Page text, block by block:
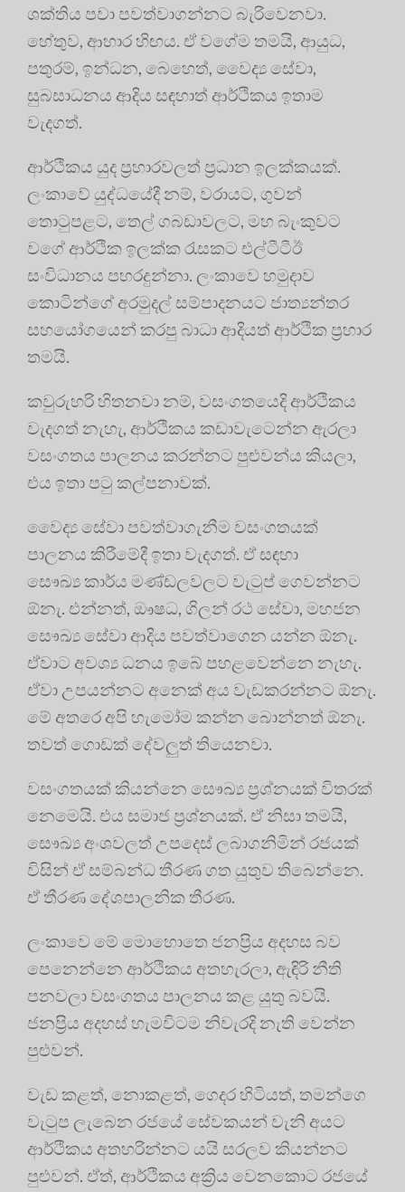
ශක්තිය පවා පවත්වාගන්නට බැරිවෙනවා.
හේතුව, ආහාර හිඟය. ඒ වගේම තමයි, ආයුධ,
පතුරම්, ඉන්ධන, බෙහෙත්, වෛද්‍ය සේවා,
සුබසාධනය ආදිය සඳහාත් ආර්ථිකය ඉතාම
වැදගත්.
ආර්ථිකය යුද ප්‍රහාරවලත් ප්‍රධාන ඉලක්කයක්.
ලංකාවේ යුද්ධයේදී නම්, වරායට, ගුවන්
තොටුපළට, තෙල් ගබඩාවලට, මහ බැංකුවට
වගේ ආර්ථික ඉලක්ක රැසකට එල්ටීටීඊ
සංවිධානය පහරදුන්නා. ලංකාවෙ හමුදාව
කොටින්ගේ අරමුදල් සම්පාදනයට ජාත්‍යන්තර
සහයෝගයෙන් කරපු බාධා ආදියත් ආර්ථික ප්‍රහාර
තමයි.
කවුරුහරි හිතනවා නම්, වසංගතයෙදි ආර්ථිකය
වැදගත් නැහැ, ආර්ථිකය කඩාවැටෙන්න ඇරලා
වසංගතය පාලනය කරන්නට පුළුවන්ය කියලා,
එය ඉතා පටු කල්පනාවක්.
වෛද්‍ය සේවා පවත්වාගැනීම වසංගතයක්
පාලනය කිරීමේදී ඉතා වැදගත්. ඒ සඳහා
සෞඛ්‍ය කාර්ය මණ්ඩලවලට වැටුප් ගෙවන්නට
ඕනැ. එන්නත්, ඖෂධ, ගිලන් රථ සේවා, මහජන
සෞඛ්‍ය සේවා ආදිය පවත්වාගෙන යන්න ඕනැ.
ඒවාට අවශ්‍ය ධනය ඉබේ පහළවෙන්නෙ නැහැ.
ඒවා උපයන්නට අනෙක් අය වැඩකරන්නට ඕනැ.
මේ අතරෙ අපි හැමෝම කන්න බොන්නත් ඕනැ.
තවත් ගොඩක් දේවලුත් තියෙනවා.
වසංගතයක් කියන්නෙ සෞඛ්‍ය ප්‍රශ්නයක් විතරක්
නෙමෙයි. එය සමාජ ප්‍රශ්නයක්. ඒ නිසා තමයි,
සෞඛ්‍ය අංශවලත් උපදෙස් ලබාගනිමින් රජයක්
විසින් ඒ සම්බන්ධ තීරණ ගත යුතුව තිබෙන්නෙ.
ඒ තීරණ දේශපාලනික තීරණ.
ලංකාවෙ මේ මොහොතෙ ජනප්‍රිය අදහස බව
පෙනෙන්නෙ ආර්ථිකය අතහැරලා, ඇඳිරි නීති
පනවලා වසංගතය පාලනය කළ යුතු බවයි.
ජනප්‍රිය අදහස් හැමවිටම නිවැරදි නැති වෙන්න
පුළුවන්.
වැඩ කළත්, නොකළත්, ගෙදර හිටියත්, තමන්ගෙ
වැටුප ලැබෙන රජයේ සේවකයන් වැනි අයට
ආර්ථිකය අතහරින්නට යයි සරලව කියන්නට
පුළුවන්. ඒත්, ආර්ථිකය අක්‍රිය වෙනකොට රජයේ